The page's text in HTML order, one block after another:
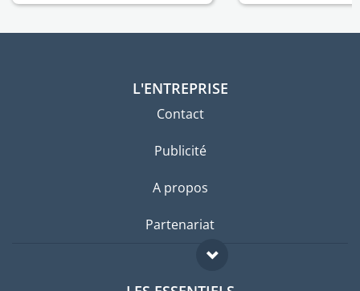
L'ENTREPRISE
Contact
Publicité
A propos
Partenariat